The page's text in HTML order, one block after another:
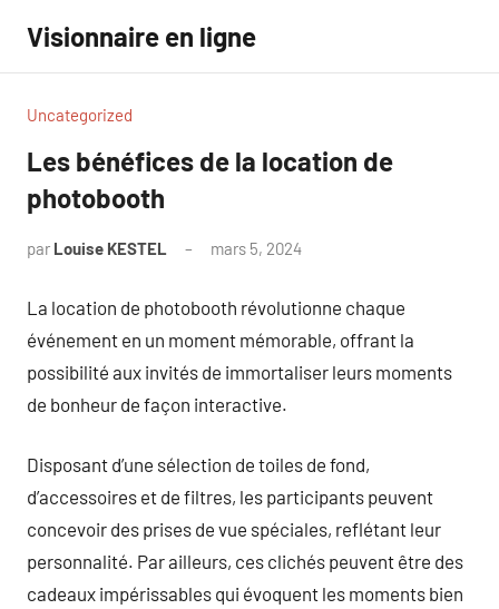
contenu
Visionnaire en ligne
Uncategorized
Les bénéfices de la location de
photobooth
par Louise KESTEL mars 5, 2024
La location de photobooth révolutionne chaque
événement en un moment mémorable, offrant la
possibilité aux invités de immortaliser leurs moments
de bonheur de façon interactive.
Disposant d’une sélection de toiles de fond,
d’accessoires et de filtres, les participants peuvent
concevoir des prises de vue spéciales, reflétant leur
personnalité. Par ailleurs, ces clichés peuvent être des
cadeaux impérissables qui évoquent les moments bien